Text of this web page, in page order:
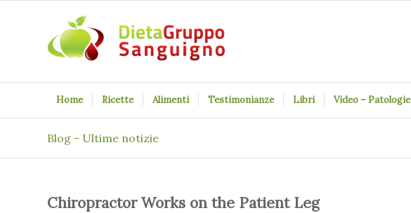
Home Ricette Alimenti Testimonianze Libri Video – Patologie
Blog - Ultime notizie
Chiropractor Works on the Patient Leg